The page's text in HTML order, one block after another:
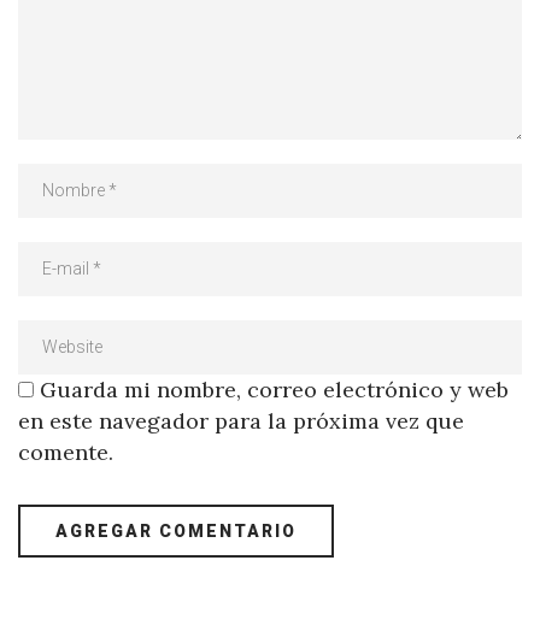
Guarda mi nombre, correo electrónico y web
en este navegador para la próxima vez que
comente.